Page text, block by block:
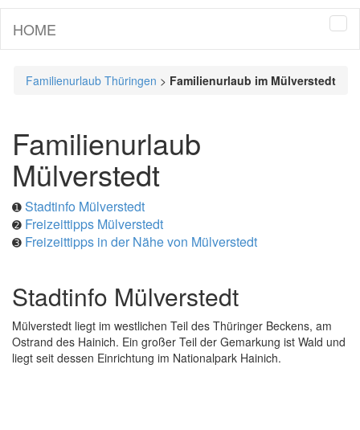
HOME
Familienurlaub Thüringen > Familienurlaub im Mülverstedt
Familienurlaub
Mülverstedt
➊ Stadtinfo Mülverstedt
➋ Freizeittipps Mülverstedt
➌ Freizeittipps in der Nähe von Mülverstedt
Stadtinfo Mülverstedt
Mülverstedt liegt im westlichen Teil des Thüringer Beckens, am
Ostrand des Hainich. Ein großer Teil der Gemarkung ist Wald und
liegt seit dessen Einrichtung im Nationalpark Hainich.